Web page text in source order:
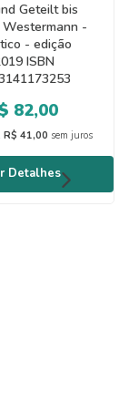
Geteilt bis
-
- edição
ISBN
82,00
R$ 41,00 sem juros